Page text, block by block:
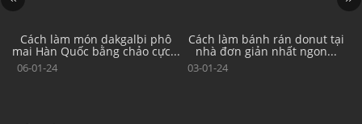
Cách làm món dakgalbi phô
mai Hàn Quốc bằng chảo cực...
06-01-24
Cách làm bánh rán donut tại
nhà đơn giản nhất ngon...
03-01-24